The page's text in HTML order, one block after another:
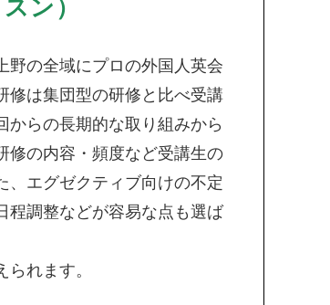
ン）
野の全域にプロの外国人英会
修は集団型の研修と比べ受講
からの長期的な取り組みから
修の内容・頻度など受講生の
、エグゼクティブ向けの不定
程調整などが容易な点も選ば
れます。